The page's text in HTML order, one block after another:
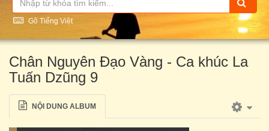
Gõ Tiếng Việt
Chân Nguyên Đạo Vàng - Ca khúc La
Tuấn Dzũng 9
NỘI DUNG ALBUM